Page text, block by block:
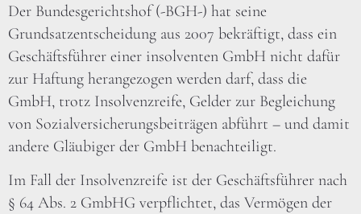
Der Bundesgerichtshof (-BGH-) hat seine
Grundsatzentscheidung aus 2007 bekräftigt, dass ein
Geschäftsführer einer insolventen GmbH nicht dafür
zur Haftung herangezogen werden darf, dass die
GmbH, trotz Insolvenzreife, Gelder zur Begleichung
von Sozialversicherungsbeiträgen abführt – und damit
andere Gläubiger der GmbH benachteiligt.
Im Fall der Insolvenzreife ist der Geschäftsführer nach
§ 64 Abs. 2 GmbHG verpflichtet, das Vermögen der